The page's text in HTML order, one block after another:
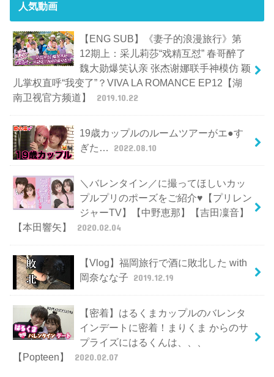
人気動画
【ENG SUB】《妻子的浪漫旅行》第
12期上：采儿莉莎“戏精互怼” 春哥醉了
魏大勋爆笑认亲 张杰谢娜联手神模仿 颖
儿掌权直呼“我变了”？VIVA LA ROMANCE EP12【湖
南卫视官方频道】
2019.10.22
19歳カップルのルームツアーがエ●す
ぎた…
2022.08.10
＼バレンタイン／に撮ってほしいカッ
プルプリのポーズをご紹介♥【プリレン
ジャーTV】【中野恵那】【吉田凜音】
【本田響矢】
2020.02.04
【Vlog】福岡旅行で酒に敗北した with
岡奈なな子 2019.12.19
【密着】はるくまカップルのバレンタ
インデートに密着！まりくま からのサ
プライズにはるくんは、、、
【Popteen】
2020.02.07